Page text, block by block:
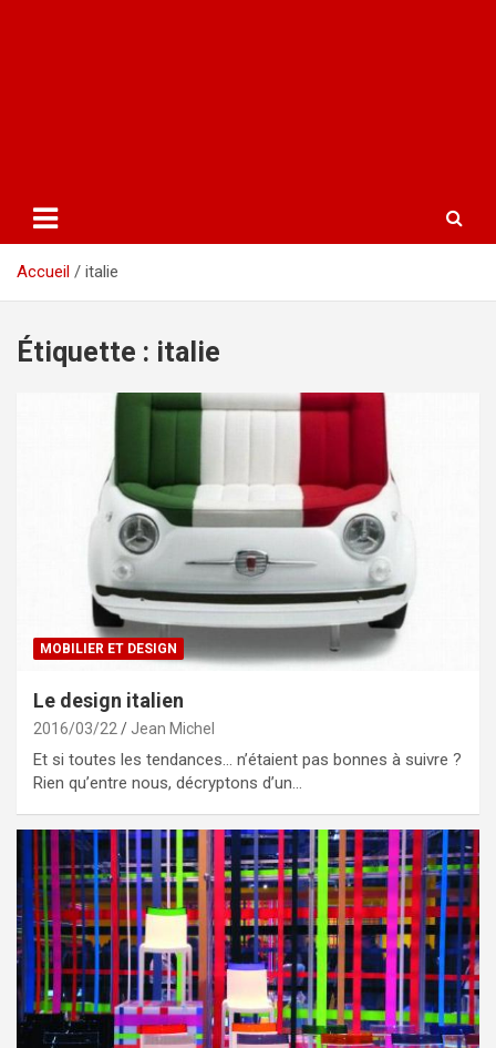
Accueil italie
Étiquette : italie
MOBILIER ET DESIGN
Le design italien
2016/03/22 Jean Michel
Et si toutes les tendances… n’étaient pas bonnes à suivre ?
Rien qu’entre nous, décryptons d’un…